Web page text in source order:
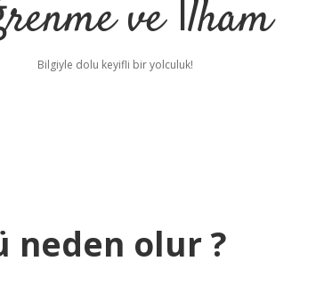
ve İlham
Bilgiyle dolu keyifli bir yolculuk!
neden olur ?